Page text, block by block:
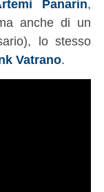
Panarin,
anche di un
lo stesso
Vatrano.